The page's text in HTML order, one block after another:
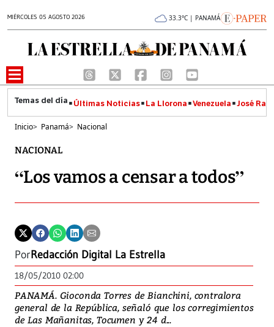
MIÉRCOLES 05 AGOSTO 2026 33.3°C | PANAMÁ
Últimas Noticias La Llorona Venezuela José
Inicio> Panamá> Nacional
NACIONAL
“Los vamos a censar a todos”
PorRedacción Digital La Estrella
18/05/2010 02:00
PANAMÁ. Gioconda Torres de Bianchini, contralora
general de la República, señaló que los corregimientos
de Las Mañanitas, Tocumen y 24 d...